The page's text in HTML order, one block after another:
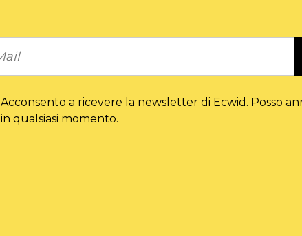
Acconsento a ricevere la newsletter di Ecwid. Posso
in qualsiasi momento.